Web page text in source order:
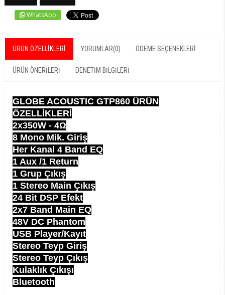
WhatsApp
ÜRÜN ÖZELLIKLERI YORUMLAR(0) ÖDEME SEÇENEKLERI
ÜRÜN ÖNERILERI DENETIM BILGILERI
GLOBE ACOUSTIC GTP860 ÜRÜN
ÖZELLİKLERİ
2x350W - 4Ω
8 Mono Mik. Giriş
Her Kanal 4 Band EQ
1 Aux /1 Return
1 Grup Çıkış
1 Stereo Main Çıkış
24 Bit DSP Efekt
2x7 Band Main EQ
48V DC Phantom
USB Player/Kayıt
Stereo Teyp Giriş
Stereo Teyp Çıkış
Kulaklık Çıkışı
Bluetooth